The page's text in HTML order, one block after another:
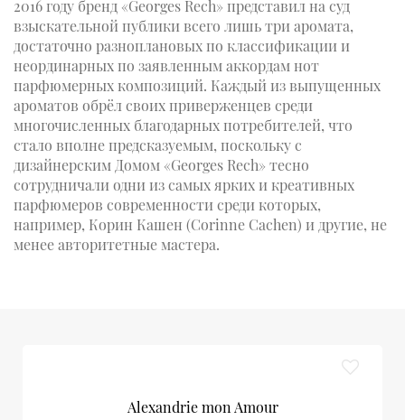
2016 году бренд «Georges Rech» представил на суд
взыскательной публики всего лишь три аромата,
достаточно разноплановых по классификации и
неординарных по заявленным аккордам нот
парфюмерных композиций. Каждый из выпущенных
ароматов обрёл своих приверженцев среди
многочисленных благодарных потребителей, что
стало вполне предсказуемым, поскольку с
дизайнерским Домом «Georges Rech» тесно
сотрудничали одни из самых ярких и креативных
парфюмеров современности среди которых,
например, Корин Кашен (Corinne Cachen) и другие, не
менее авторитетные мастера.
Alexandrie mon Amour